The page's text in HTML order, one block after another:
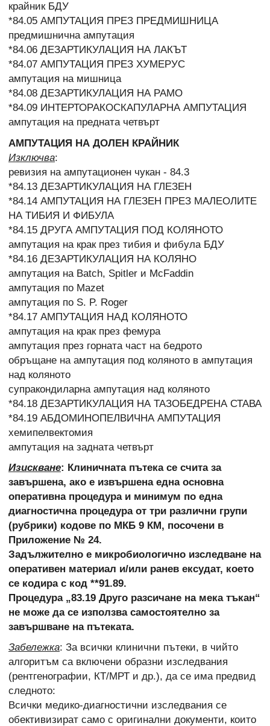
крайник БДУ
*84.05 АМПУТАЦИЯ ПРЕЗ ПРЕДМИШНИЦА
предмишнична ампутация
*84.06 ДЕЗАРТИКУЛАЦИЯ НА ЛАКЪТ
*84.07 АМПУТАЦИЯ ПРЕЗ ХУМЕРУС
ампутация на мишница
*84.08 ДЕЗАРТИКУЛАЦИЯ НА РАМО
*84.09 ИНТЕРТОРАКОСКАПУЛАРНА АМПУТАЦИЯ
ампутация на предната четвърт
АМПУТАЦИЯ НА ДОЛЕН КРАЙНИК
Изключва:
ревизия на ампутационен чукан - 84.3
*84.13 ДЕЗАРТИКУЛАЦИЯ НА ГЛЕЗЕН
*84.14 АМПУТАЦИЯ НА ГЛЕЗЕН ПРЕЗ МАЛЕОЛИТЕ
НА ТИБИЯ И ФИБУЛА
*84.15 ДРУГА АМПУТАЦИЯ ПОД КОЛЯНОТО
ампутация на крак през тибия и фибула БДУ
*84.16 ДЕЗАРТИКУЛАЦИЯ НА КОЛЯНО
ампутация на Batch, Spitler и McFaddin
ампутация по Mazet
ампутация по S. P. Roger
*84.17 АМПУТАЦИЯ НАД КОЛЯНОТО
ампутация на крак през фемура
ампутация през горната част на бедрото
обръщане на ампутация под коляното в ампутация
над коляното
супракондиларна ампутация над коляното
*84.18 ДЕЗАРТИКУЛАЦИЯ НА ТАЗОБЕДРЕНА СТАВА
*84.19 АБДОМИНОПЕЛВИЧНА АМПУТАЦИЯ
хемипелвектомия
ампутация на задната четвърт
Изискване: Клиничната пътека се счита за
завършена, ако е извършена една основна
оперативна процедура и минимум по една
диагностична процедура от три различни групи
(рубрики) кодове по МКБ 9 КМ, посочени в
Приложение № 24.
Задължително е микробиологично изследване на
оперативен материал и/или ранев ексудат, което
се кодира с код **91.89.
Процедура „83.19 Друго разсичане на мека тъкан“
не може да се използва самостоятелно за
завършване на пътеката.
Забележка: За всички клинични пътеки, в чийто
алгоритъм са включени образни изследвания
(рентгенографии, КТ/МРТ и др.), да се има предвид
следното:
Всички медико-диагностични изследвания се
обективизират само с оригинални документи, които